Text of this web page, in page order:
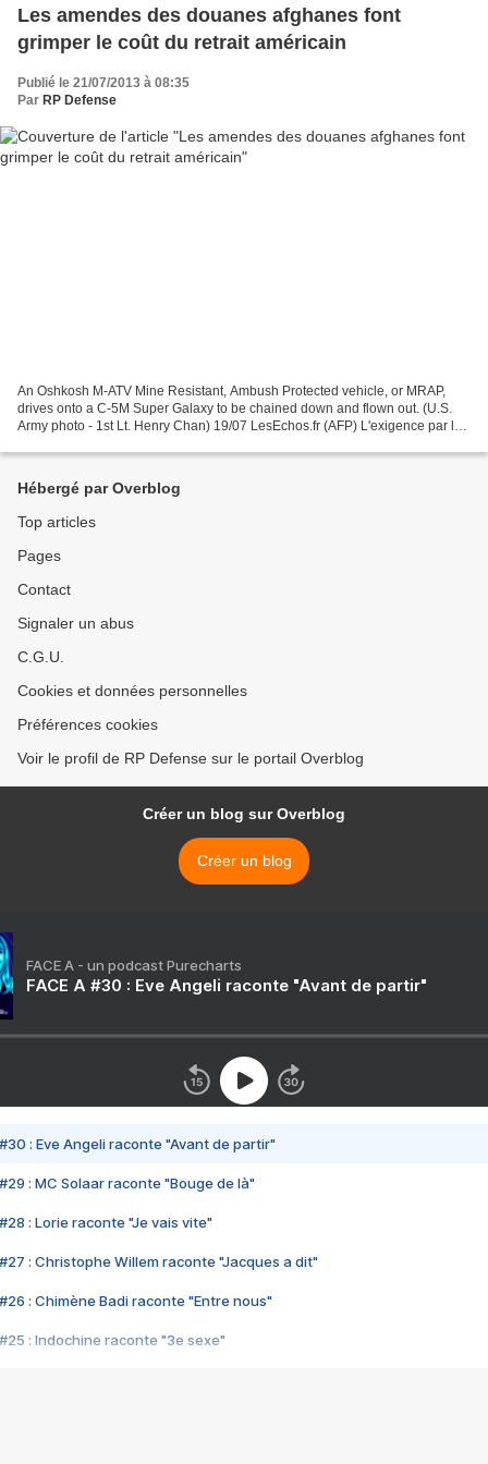
Les amendes des douanes afghanes font
grimper le coût du retrait américain
Publié le 21/07/2013 à 08:35
Par RP Defense
An Oshkosh M-ATV Mine Resistant, Ambush Protected vehicle, or MRAP,
drives onto a C-5M Super Galaxy to be chained down and flown out. (U.S.
Army photo - 1st Lt. Henry Chan) 19/07 LesEchos.fr (AFP) L'exigence par les
Hébergé par Overblog
Top articles
Pages
Contact
Signaler un abus
C.G.U.
Cookies et données personnelles
Préférences cookies
Voir le profil de RP Defense sur le portail Overblog
Créer un blog sur Overblog
Créer un blog
FACE A - un podcast Purecharts
FACE A #30 : Eve Angeli raconte "Avant de partir"
#30 : Eve Angeli raconte "Avant de partir"
#29 : MC Solaar raconte "Bouge de là"
#28 : Lorie raconte "Je vais vite"
#27 : Christophe Willem raconte "Jacques a dit"
#26 : Chimène Badi raconte "Entre nous"
#25 : Indochine raconte "3e sexe"